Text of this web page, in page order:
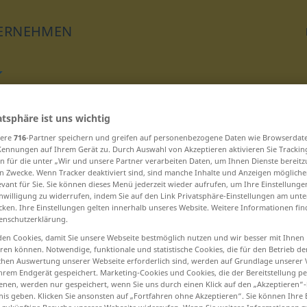
– Hering ...
herrschen
herstellen
Hersteller
ist uns wichtig
716-Partner speichern und greifen auf personenbezogene Daten wie
auf Ihrem Gerät zu. Durch Auswahl von Akzeptieren aktivieren Sie
für die unter „Wir und unsere Partner verarbeiten Daten, um Ihnen Dienste
Zwecke. Wenn Tracker deaktiviert sind, sind manche Inhalte und Anzeigen
für Sie. Sie können dieses Menü jederzeit wieder aufrufen, um Ihre
zu widerrufen, indem Sie auf den Link Privatsphäre-Einstellungen am
Ihre Einstellungen gelten innerhalb unseres Website. Weitere Informationen
Cookies, damit Sie unsere Webseite bestmöglich nutzen und wir besser mit Ihnen
können. Notwendige, funktionale und statistische Cookies, die für den Betrieb
Auswertung unserer Webseite erforderlich sind, werden auf Grundlage unserer
Endgerät gespeichert. Marketing-Cookies und Cookies, die der Bereitstellung
werden nur gespeichert, wenn Sie uns durch einen Klick auf den
geben. Klicken Sie ansonsten auf „Fortfahren ohne Akzeptieren“. Sie können Ihre